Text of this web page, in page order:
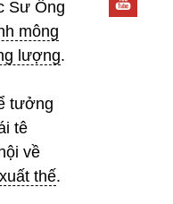
Sư Ông
mông
lượng.
tưởng
tê
về
xuất thế.